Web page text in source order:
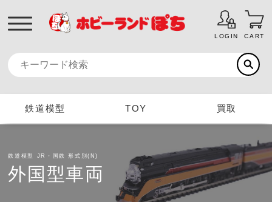
LOGIN CART
鉄道模型 TOY 買取
鉄道模型 JR・国鉄 形式別(N)
外国型車両